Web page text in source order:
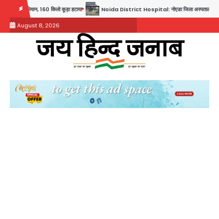
content
160 किलो कूड़ा हटाया Noida District Hospital: नोएडा जिला अस्पताल में फॉल सीलिंग गिरी,
August 8, 2026